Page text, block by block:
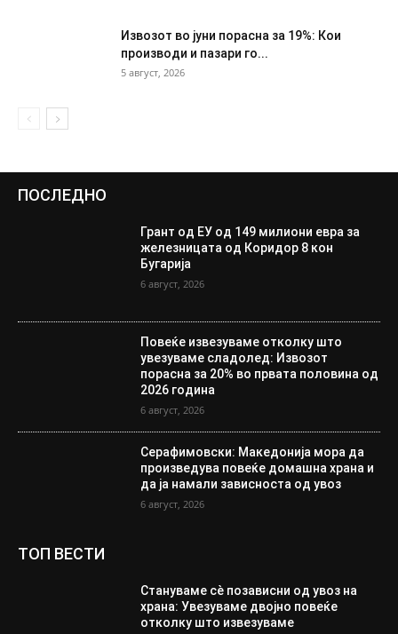
Извозот во јуни порасна за 19%: Кои
производи и пазари го...
5 август, 2026
ПОСЛЕДНО
Грант од ЕУ од 149 милиони евра за
железницата од Коридор 8 кон
Бугарија
6 август, 2026
Повеќе извезуваме отколку што
увезуваме сладолед: Извозот
порасна за 20% во првата половина од
2026 година
6 август, 2026
Серафимовски: Македонија мора да
произведува повеќе домашна храна и
да ја намали зависноста од увоз
6 август, 2026
ТОП ВЕСТИ
Стануваме сè позависни од увоз на
храна: Увезуваме двојно повеќе
отколку што извезуваме